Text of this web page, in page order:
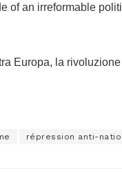
of an irreformable
Europa, la rivoluzione
répression anti-